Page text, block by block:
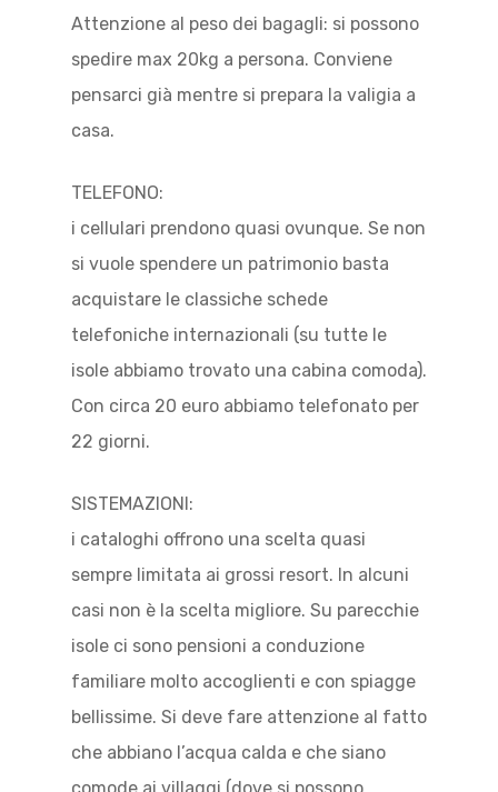
Attenzione al peso dei bagagli: si possono
spedire max 20kg a persona. Conviene
pensarci già mentre si prepara la valigia a
casa.
TELEFONO:
i cellulari prendono quasi ovunque. Se non
si vuole spendere un patrimonio basta
acquistare le classiche schede
telefoniche internazionali (su tutte le
isole abbiamo trovato una cabina comoda).
Con circa 20 euro abbiamo telefonato per
22 giorni.
SISTEMAZIONI:
i cataloghi offrono una scelta quasi
sempre limitata ai grossi resort. In alcuni
casi non è la scelta migliore. Su parecchie
isole ci sono pensioni a conduzione
familiare molto accoglienti e con spiagge
bellissime. Si deve fare attenzione al fatto
che abbiano l’acqua calda e che siano